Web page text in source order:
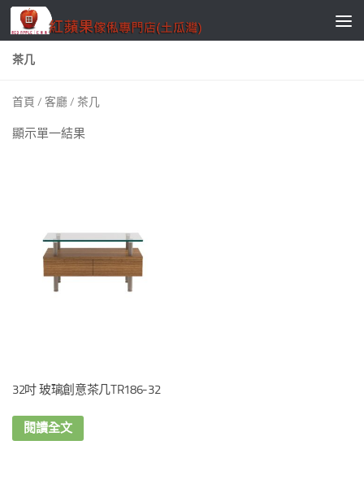
Skip to content
茶几
首頁 / 客廳 / 茶几
顯示單一結果
32吋 玻璃創意茶几TR186-32
閱讀全文